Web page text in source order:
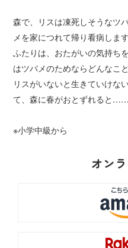
森で、リスは凍死しそうなツ
メを家につれて帰り看病しま
ふたりは、おたがいの気持ち
はツバメのためならどんなこ
リスがいないと生きていけな
て、森に春がおとずれると……
※小学中級から
オン